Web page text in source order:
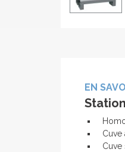
EN
Cuve
Cuve